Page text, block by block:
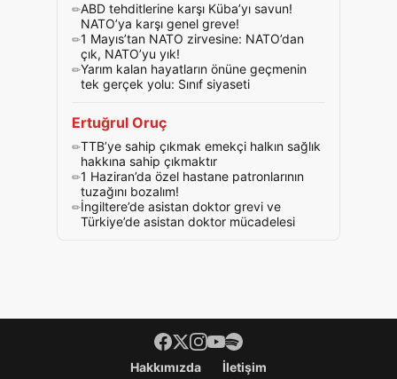
ABD tehditlerine karşı Küba’yı savun!
NATO’ya karşı genel greve!
1 Mayıs’tan NATO zirvesine: NATO’dan
çık, NATO’yu yık!
Yarım kalan hayatların önüne geçmenin
tek gerçek yolu: Sınıf siyaseti
Ertuğrul Oruç
TTB’ye sahip çıkmak emekçi halkın sağlık
hakkına sahip çıkmaktır
1 Haziran’da özel hastane patronlarının
tuzağını bozalım!
İngiltere’de asistan doktor grevi ve
Türkiye’de asistan doktor mücadelesi
Footer menüHakkımızda İletişim